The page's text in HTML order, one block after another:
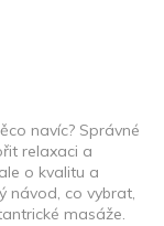
navíc? Správné
relaxaci a
o kvalitu a
návod, co vybrat,
masáže.